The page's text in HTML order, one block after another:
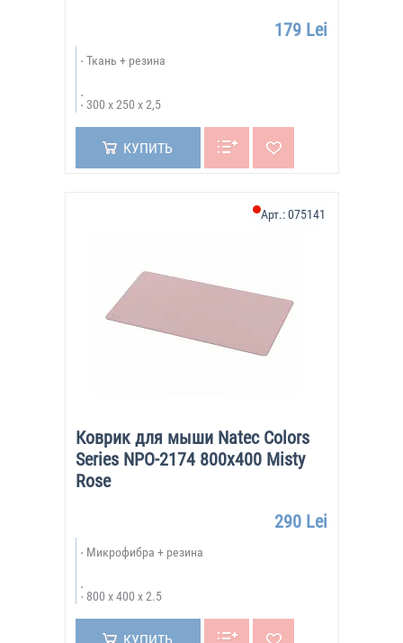
179 Lei
Ткань + резина
300 х 250 х 2,5
КУПИТЬ
Коврик для мыши Natec Colors
Series NPO-2174 800x400 Misty
Rose
Арт.:075141
290 Lei
Микрофибра + резина
800 x 400 x 2.5